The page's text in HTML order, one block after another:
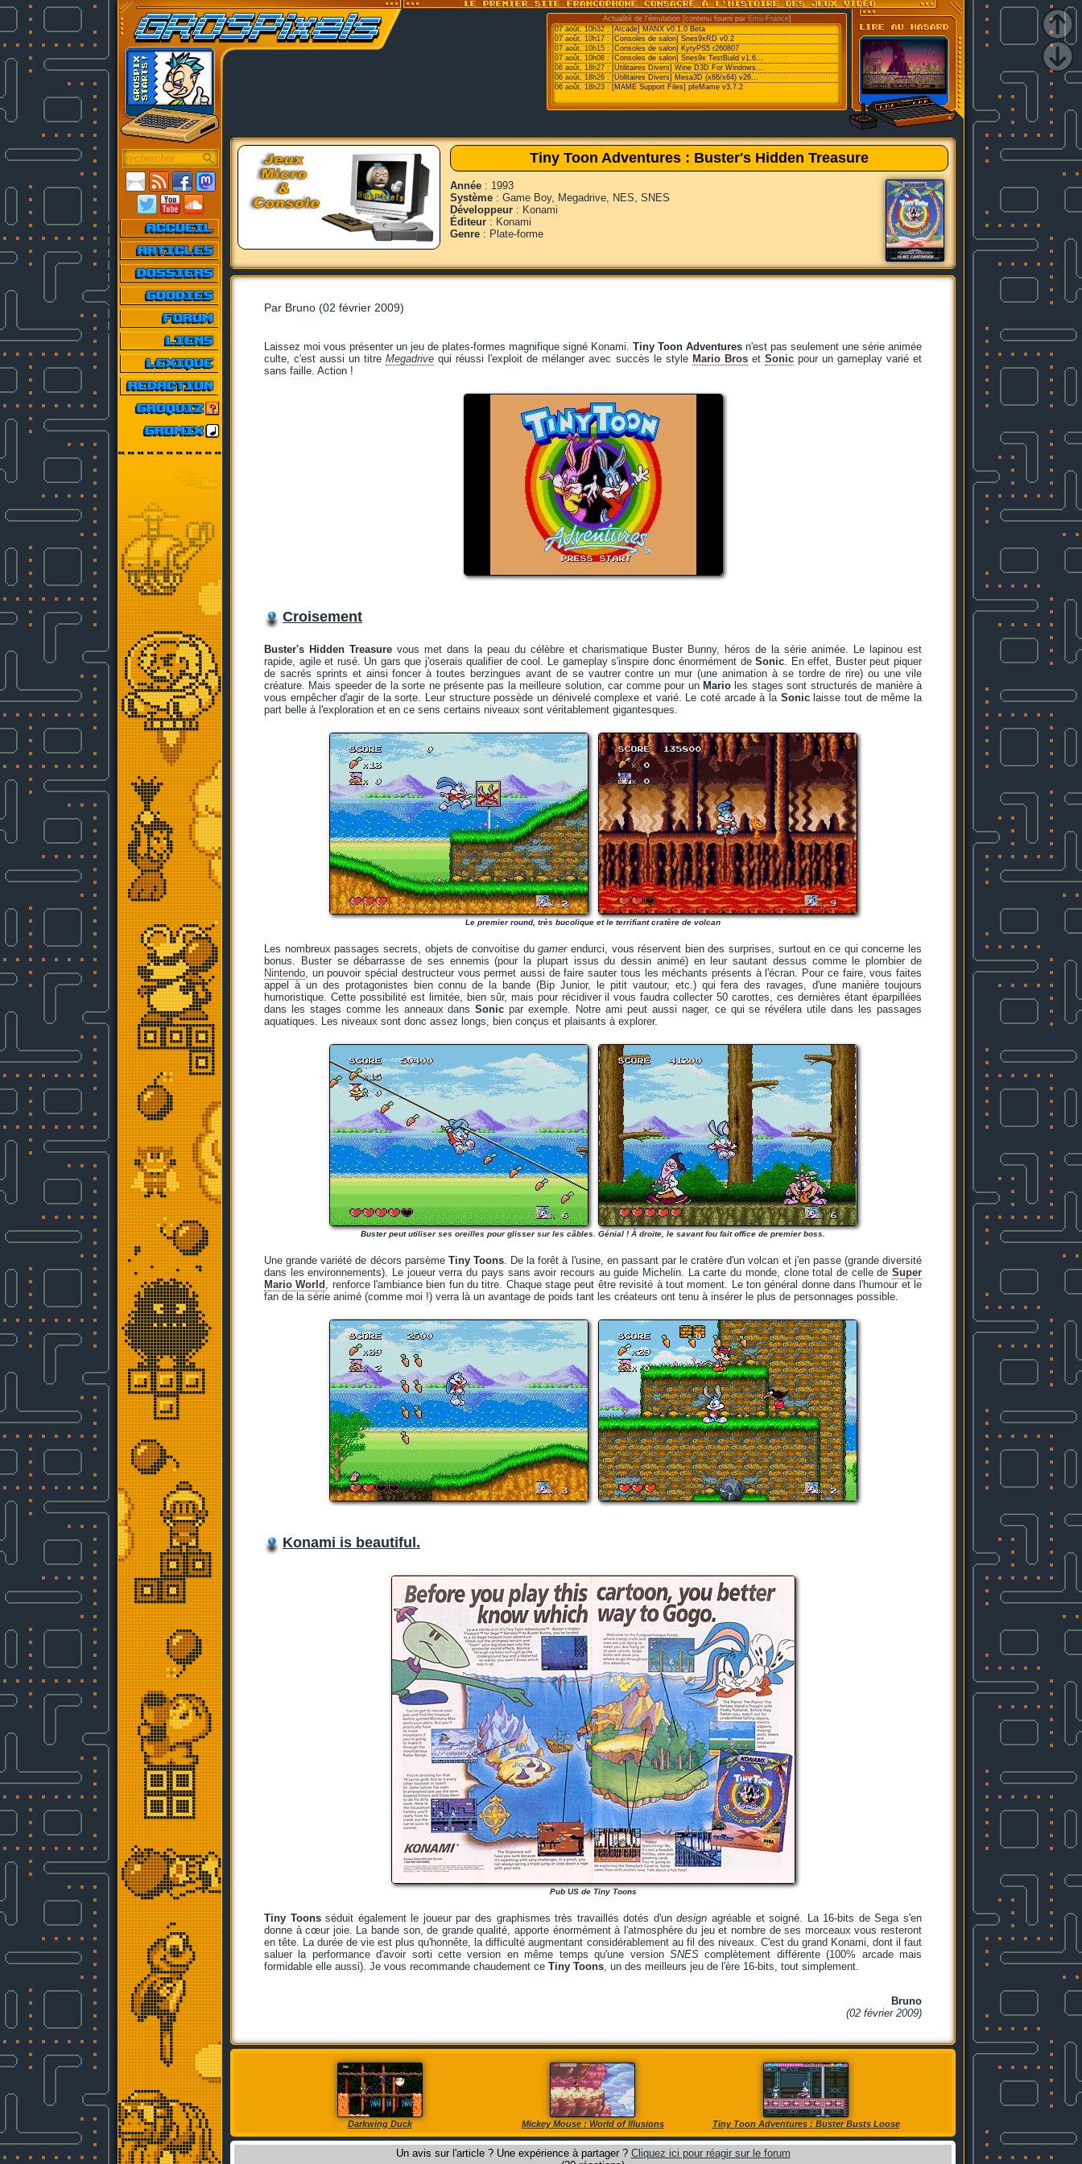
Actualité de l'émulation [contenu fourni par Emu-France]
07 août, 10h32 :[Arcade] MANX v0.1.0 Beta
07 août, 10h17 : [Consoles de salon] Snes9xRD v0.2
07 août, 10h15 : [Consoles de salon] KytyPS5 r260807
07 août, 10h08 : [Consoles de salon] Snes9x TestBuild v1.6...
06 août, 18h27 : [Utilitaires Divers] Wine D3D For Windows...
06 août, 18h26 : [Utilitaires Divers] Mesa3D (x86/x64) v26...
06 août, 18h23 : [MAME Support Files] pfeMame v3.7.2
Tiny Toon Adventures : Buster's Hidden Treasure
Année : 1993
Système : Game Boy, Megadrive, NES, SNES
Développeur : Konami
Éditeur : Konami
Genre : Plate-forme
Par Bruno (02 février 2009)
Laissez moi vous présenter un jeu de plates-formes magnifique signé Konami. Tiny Toon Adventures n'est pas seulement une série animée
culte, c'est aussi un titreMegadrive qui réussi l'exploit de mélanger avec succès le style Mario Broset Sonicpour un gameplay varié et
sans faille. Action !
Croisement
Buster's Hidden Treasurevous met dans la peau du célèbre et charismatique Buster Bunny, héros de la série animée. Le lapinou est
rapide, agile et rusé. Un gars que j'oserais qualifier de cool. Le gameplay s'inspire donc énormément deSonic. En effet, Buster peut piquer
de sacrés sprints et ainsi foncer à toutes berzingues avant de se vautrer contre un mur (une animation à se tordre de rire) ou une vile
créature. Mais speeder de la sorte ne présente pas la meilleure solution, car comme pour un Marioles stages sont structurés de manière à
vous empêcher d'agir de la sorte. Leur structure possède un dénivelé complexe et varié. Le coté arcade à la Soniclaisse tout de même la
part belle à l'exploration et en ce sens certains niveaux sont véritablement gigantesques.
Le premier round, très bucolique et le terrifiant cratère de volcan
Les nombreux passages secrets, objets de convoitise dugamerendurci, vous réservent bien des surprises, surtout en ce qui concerne les
bonus. Buster se débarrasse de ses ennemis (pour la plupart issus du dessin animé) en leur sautant dessus comme le plombier de
Nintendo, un pouvoir spécial destructeur vous permet aussi de faire sauter tous les méchants présents à l'écran. Pour ce faire, vous faites
appel à un des protagonistes bien connu de la bande (Bip Junior, le pitit vautour, etc.) qui fera des ravages, d'une manière toujours
humoristique. Cette possibilité est limitée, bien sûr, mais pour récidiver il vous faudra collecter 50 carottes, ces dernières étant éparpillées
dans les stages comme les anneaux dansSonic par exemple. Notre ami peut aussi nager, ce qui se révélera utile dans les passages
aquatiques. Les niveaux sont donc assez longs, bien conçus et plaisants à explorer.
Buster peut utiliser ses oreilles pour glisser sur les câbles. Génial ! À droite, le savant fou fait office de premier boss.
Une grande variété de décors parsème Tiny Toons. De la forêt à l'usine, en passant par le cratère d'un volcan et j'en passe (grande diversité
dans les environnements). Le joueur verra du pays sans avoir recours au guide Michelin. La carte du monde, clone total de celle de Super
Mario World , renforce l'ambiance bien fun du titre. Chaque stage peut être revisité à tout moment. Le ton général donne dans l'humour et le
fan de la série animé (comme moi !) verra là un avantage de poids tant les créateurs ont tenu à insérer le plus de personnages possible.
Konami is beautiful.
Pub US de Tiny Toons
Tiny Toonsséduit également le joueur par des graphismes très travaillés dotés d'undesign agréable et soigné. La 16-bits de Sega s'en
donne à cœur joie. La bande son, de grande qualité, apporte énormément à l'atmosphère du jeu et nombre de ses morceaux vous resteront
en tête. La durée de vie est plus qu'honnête, la difficulté augmentant considérablement au fil des niveaux. C'est du grand Konami, dont il faut
saluer la performance d'avoir sorti cette version en même temps qu'une version SNEScomplètement différente (100% arcade mais
formidable elle aussi). Je vous recommande chaudement ce Tiny Toons, un des meilleurs jeu de l'ère 16-bits, tout simplement.
Bruno
(02 février 2009)
Darkwing Duck Mickey Mouse : World of Illusions Tiny Toon Adventures : Buster Busts Loose
Un avis sur l'article ? Une expérience à partager ? Cliquez ici pour réagir sur le forum